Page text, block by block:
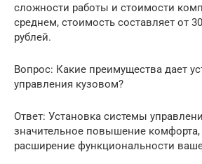
сложности работы и стоимости
среднем, стоимость составляет от
рублей.
Вопрос: Какие преимущества дает
управления кузовом?
Ответ: Установка системы
значительное повышение комфорта,
расширение функциональности